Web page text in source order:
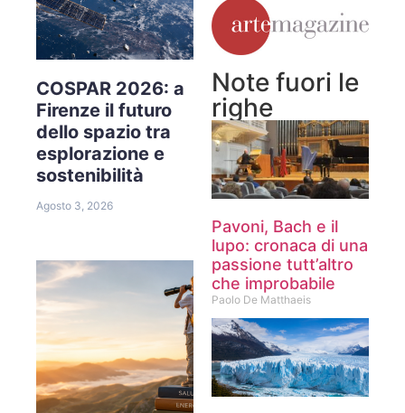
COSPAR 2026: a
Firenze il futuro
dello spazio tra
esplorazione e
sostenibilità
Agosto 3, 2026
Note fuori le
righe
Pavoni, Bach e il
lupo: cronaca di una
passione tutt’altro
che improbabile
Paolo De Matthaeis